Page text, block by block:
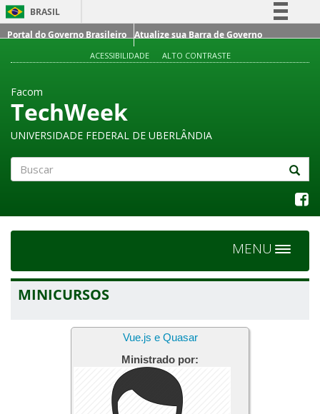
BRASIL
Simplifique!
Comunica BR
Canais
Portal do Governo Brasileiro Atualize sua Barra de Governo
ACESSIBILIDADE ALTO CONTRASTE
Facom
TechWeek
UNIVERSIDADE FEDERAL DE UBERLÂNDIA
MENU
Toggle
MINICURSOS
Vue.js e Quasar
Ministrado por: